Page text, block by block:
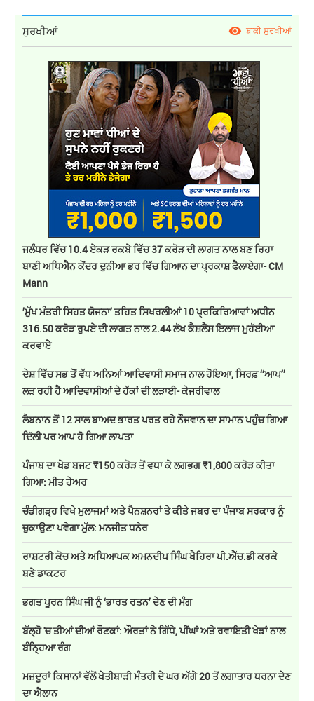
ਸੁਰਖੀਆਂ ਬਾਕੀ ਸੁਰਖੀਆਂ
ਜਲੰਧਰ ਵਿੱਚ 10.4 ਏਕੜ ਰਕਬੇ ਵਿੱਚ 37 ਕਰੋੜ ਦੀ ਲਾਗਤ ਨਾਲ ਬਣ ਰਿਹਾ
ਬਾਣੀ ਅਧਿਐਨ ਕੇਂਦਰ ਦੁਨੀਆ ਭਰ ਵਿੱਚ ਗਿਆਨ ਦਾ ਪ੍ਰਕਾਸ਼ ਫੈਲਾਏਗਾ- CM
Mann
’ਮੁੱਖ ਮੰਤਰੀ ਸਿਹਤ ਯੋਜਨਾ’ ਤਹਿਤ ਸਿਖਰਲੀਆਂ 10 ਪ੍ਰਕਿਰਿਆਵਾਂ ਅਧੀਨ
316.50 ਕਰੋੜ ਰੁਪਏ ਦੀ ਲਾਗਤ ਨਾਲ 2.44 ਲੱਖ ਕੈਸ਼ਲੈੱਸ ਇਲਾਜ ਮੁਹੱਈਆ
ਕਰਵਾਏੇ
ਦੇਸ਼ ਵਿੱਚ ਸਭ ਤੋਂ ਵੱਧ ਅਨਿਆਂ ਆਦਿਵਾਸੀ ਸਮਾਜ ਨਾਲ ਹੋਇਆ, ਸਿਰਫ਼ ‘‘ਆਪ’’
ਲੜ ਰਹੀ ਹੈ ਆਦਿਵਾਸੀਆਂ ਦੇ ਹੱਕਾਂ ਦੀ ਲੜਾਈ- ਕੇਜਰੀਵਾਲ
ਲੈਬਨਾਨ ਤੋਂ 12 ਸਾਲ ਬਾਅਦ ਭਾਰਤ ਪਰਤ ਰਹੇ ਨੌਜਵਾਨ ਦਾ ਸਾਮਾਨ ਪਹੁੰਚ ਗਿਆ
ਦਿੱਲੀ ਪਰ ਆਪ ਹੋ ਗਿਆ ਲਾਪਤਾ
ਪੰਜਾਬ ਦਾ ਖੇਡ ਬਜਟ ₹150 ਕਰੋੜ ਤੋਂ ਵਧਾ ਕੇ ਲਗਭਗ ₹1,800 ਕਰੋੜ ਕੀਤਾ
ਗਿਆ: ਮੀਤ ਹੇਅਰ
ਚੰਡੀਗੜ੍ਹ ਵਿਖੇ ਮੁਲਾਜਮਾਂ ਅਤੇ ਪੈਨਸ਼ਨਰਾਂ ਤੇ ਕੀਤੇ ਜਬਰ ਦਾ ਪੰਜਾਬ ਸਰਕਾਰ ਨੂੰ
ਚੁਕਾਉਣਾ ਪਵੇਗਾ ਮੁੱਲ: ਮਨਜੀਤ ਧਨੇਰ
ਰਾਸ਼ਟਰੀ ਕੋਚ ਅਤੇ ਅਧਿਆਪਕ ਅਮਨਦੀਪ ਸਿੰਘ ਖੈਹਿਰਾ ਪੀ.ਐੱਚ.ਡੀ ਕਰਕੇ
ਬਣੇ ਡਾਕਟਰ
ਭਗਤ ਪੂਰਨ ਸਿੰਘ ਜੀ ਨੂੰ ‘ਭਾਰਤ ਰਤਨ’ ਦੇਣ ਦੀ ਮੰਗ
ਬੱਲ੍ਹੋ 'ਚ ਤੀਆਂ ਦੀਆਂ ਰੌਣਕਾਂ: ਔਰਤਾਂ ਨੇ ਗਿੱਧੇ, ਪੀਂਘਾਂ ਅਤੇ ਰਵਾਇਤੀ ਖੇਡਾਂ ਨਾਲ
ਬੰਨ੍ਹਿਆ ਰੰਗ
ਮਜ਼ਦੂਰਾਂ ਕਿਸਾਨਾਂ ਵੱਲੋਂ ਖੇਤੀਬਾੜੀ ਮੰਤਰੀ ਦੇ ਘਰ ਅੱਗੇ 20 ਤੋਂ ਲਗਾਤਾਰ ਧਰਨਾ ਦੇਣ
ਦਾ ਐਲਾਨ